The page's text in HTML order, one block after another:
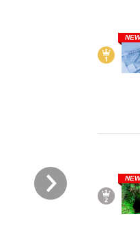
のが悲しい」『北の国から』
NEW
NEW